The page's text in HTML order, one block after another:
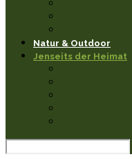
Natur & Outdoor
Jenseits der Heimat